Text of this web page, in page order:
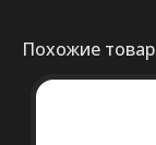
Похожие